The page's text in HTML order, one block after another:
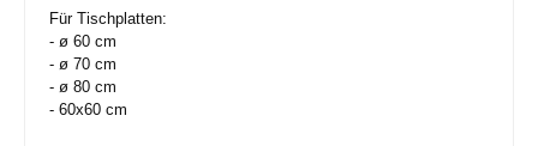
Für Tischplatten:
- ø 60 cm
- ø 70 cm
- ø 80 cm
- 60x60 cm